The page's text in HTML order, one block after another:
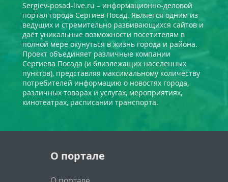
Sergiev-posad-live.ru – информационно-деловой
портал города Сергиев Посад. Является одним из
ведущих и стремительно развивающихся сайтов и
даёт уникальные возможности посетителям в
полной мере окунуться в жизнь города и района.
Проект объединяет различные компании
Сергиева Посада (и близлежащих населенных
пунктов), представляя максимальному количеству
потребителей информацию о новостях города,
различных товарах и услугах, мероприятиях,
кинотеатрах, расписании транспорта.
О портале